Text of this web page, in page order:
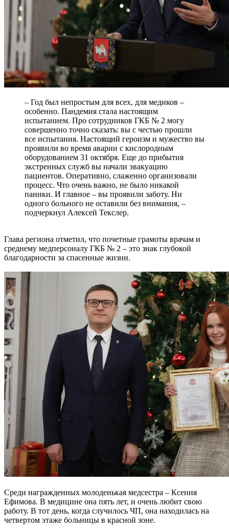
– Год был непростым для всех, для медиков –
особенно. Пандемия стала настоящим
испытанием. Про сотрудников ГКБ № 2 могу
совершенно точно сказать: вы с честью прошли
все испытания. Настоящий героизм и мужество вы
проявили во время аварии с кислородным
оборудованием 31 октября. Еще до прибытия
экстренных служб вы начали эвакуацию
пациентов. Оперативно, слаженно организовали
процесс. Что очень важно, не было никакой
паники. И главное – вы проявили заботу. Ни
одного больного не оставили без внимания, –
подчеркнул Алексей Текслер.
Глава региона отметил, что почетные грамоты врачам и
среднему медперсоналу ГКБ № 2 – это знак глубокой
благодарности за спасенные жизни.
Среди награжденных молоденькая медсестра – Ксения
Ефимова. В медицине она пять лет, и очень любит свою
работу. В тот день, когда случилось ЧП, она находилась на
четвертом этаже больницы в красной зоне.